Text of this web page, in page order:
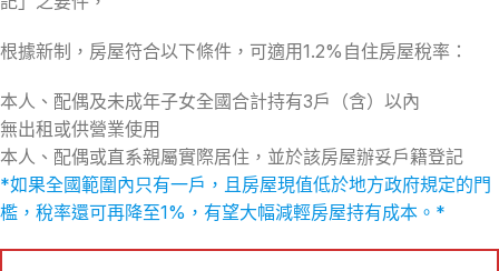
根據新制，房屋符合以下條件，可適用1.2%自住房屋稅率：
本人、配偶及未成年子女全國合計持有3戶（含）以內
無出租或供營業使用
本人、配偶或直系親屬實際居住，並於該房屋辦妥戶籍登記
*如果全國範圍內只有一戶，且房屋現值低於地方政府規定的門
檻，稅率還可再降至1%，有望大幅減輕房屋持有成本。*